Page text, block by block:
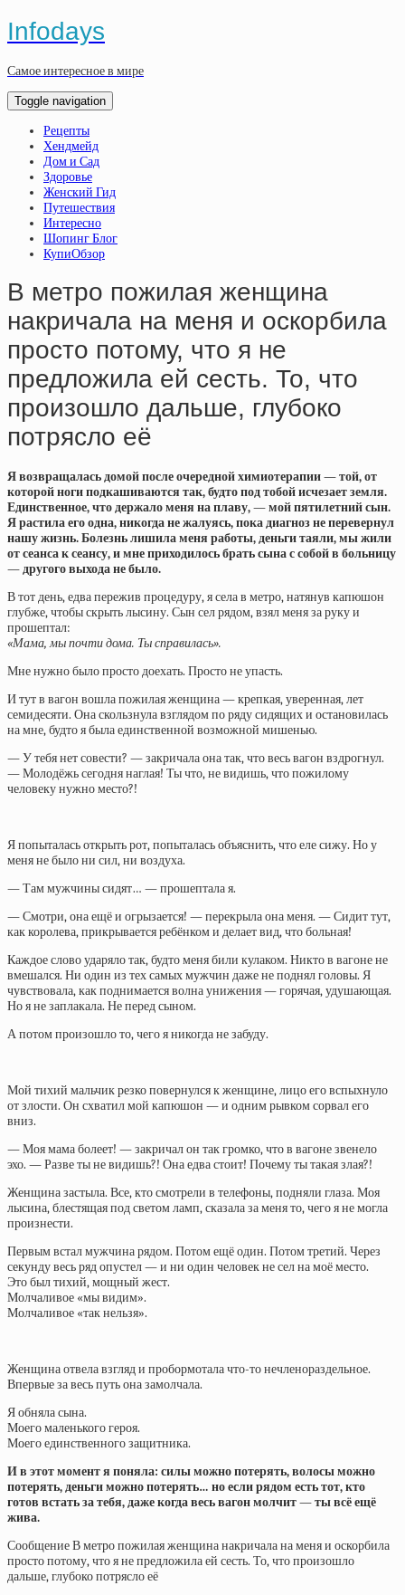
Infodays
Самое интересное в мире
Toggle navigation
Рецепты
Хендмейд
Дом и Сад
Здоровье
Женский Гид
Путешествия
Интересно
Шопинг Блог
КупиОбзор
В метро пожилая женщина
накричала на меня и оскорбила
просто потому, что я не
предложила ей сесть. То, что
произошло дальше, глубоко
потрясло её
Я возвращалась домой после очередной химиотерапии — той, от
которой ноги подкашиваются так, будто под тобой исчезает земля.
Единственное, что держало меня на плаву, — мой пятилетний сын.
Я растила его одна, никогда не жалуясь, пока диагноз не перевернул
нашу жизнь. Болезнь лишила меня работы, деньги таяли, мы жили
от сеанса к сеансу, и мне приходилось брать сына с собой в больницу
— другого выхода не было.
В тот день, едва пережив процедуру, я села в метро, натянув капюшон
глубже, чтобы скрыть лысину. Сын сел рядом, взял меня за руку и
прошептал:
«Мама, мы почти дома. Ты справилась».
Мне нужно было просто доехать. Просто не упасть.
И тут в вагон вошла пожилая женщина — крепкая, уверенная, лет
семидесяти. Она скользнула взглядом по ряду сидящих и остановилась
на мне, будто я была единственной возможной мишенью.
— У тебя нет совести? — закричала она так, что весь вагон вздрогнул.
— Молодёжь сегодня наглая! Ты что, не видишь, что пожилому
человеку нужно место?!
Я попыталась открыть рот, попыталась объяснить, что еле сижу. Но у
меня не было ни сил, ни воздуха.
— Там мужчины сидят… — прошептала я.
— Смотри, она ещё и огрызается! — перекрыла она меня. — Сидит тут,
как королева, прикрывается ребёнком и делает вид, что больная!
Каждое слово ударяло так, будто меня били кулаком. Никто в вагоне не
вмешался. Ни один из тех самых мужчин даже не поднял головы. Я
чувствовала, как поднимается волна унижения — горячая, удушающая.
Но я не заплакала. Не перед сыном.
А потом произошло то, чего я никогда не забуду.
Мой тихий мальчик резко повернулся к женщине, лицо его вспыхнуло
от злости. Он схватил мой капюшон — и одним рывком сорвал его
вниз.
— Моя мама болеет! — закричал он так громко, что в вагоне звенело
эхо. — Разве ты не видишь?! Она едва стоит! Почему ты такая злая?!
Женщина застыла. Все, кто смотрели в телефоны, подняли глаза. Моя
лысина, блестящая под светом ламп, сказала за меня то, чего я не могла
произнести.
Первым встал мужчина рядом. Потом ещё один. Потом третий. Через
секунду весь ряд опустел — и ни один человек не сел на моё место.
Это был тихий, мощный жест.
Молчаливое «мы видим».
Молчаливое «так нельзя».
Женщина отвела взгляд и пробормотала что-то нечленораздельное.
Впервые за весь путь она замолчала.
Я обняла сына.
Моего маленького героя.
Моего единственного защитника.
И в этот момент я поняла: силы можно потерять, волосы можно
потерять, деньги можно потерять… но если рядом есть тот, кто
готов встать за тебя, даже когда весь вагон молчит — ты всё ещё
жива.
Сообщение В метро пожилая женщина накричала на меня и оскорбила
просто потому, что я не предложила ей сесть. То, что произошло
дальше, глубоко потрясло её